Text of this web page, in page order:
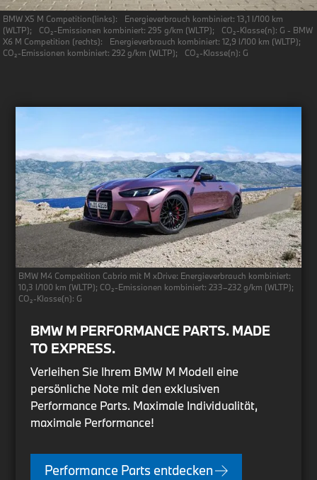
BMW X5 M Competition(links): Energieverbrauch kombiniert: 13,1 l/100 km
(WLTP); CO₂-Emissionen kombiniert: 295 g/km (WLTP); CO₂-Klasse(n): G - BMW
X6 M Competition (rechts): Energieverbrauch kombiniert: 12,9 l/100 km (WLTP);
CO₂-Emissionen kombiniert: 292 g/km (WLTP); CO₂-Klasse(n): G
BMW M4 Competition Cabrio mit M xDrive: Energieverbrauch kombiniert:
10,3 l/100 km (WLTP); CO₂-Emissionen kombiniert: 233–232 g/km (WLTP);
CO₂-Klasse(n): G
BMW M PERFORMANCE PARTS. MADE
TO EXPRESS.
Verleihen Sie Ihrem BMW M Modell eine
persönliche Note mit den exklusiven
Performance Parts. Maximale Individualität,
maximale Performance!
Performance Parts entdecken